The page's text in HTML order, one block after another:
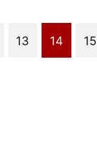
13 14 15